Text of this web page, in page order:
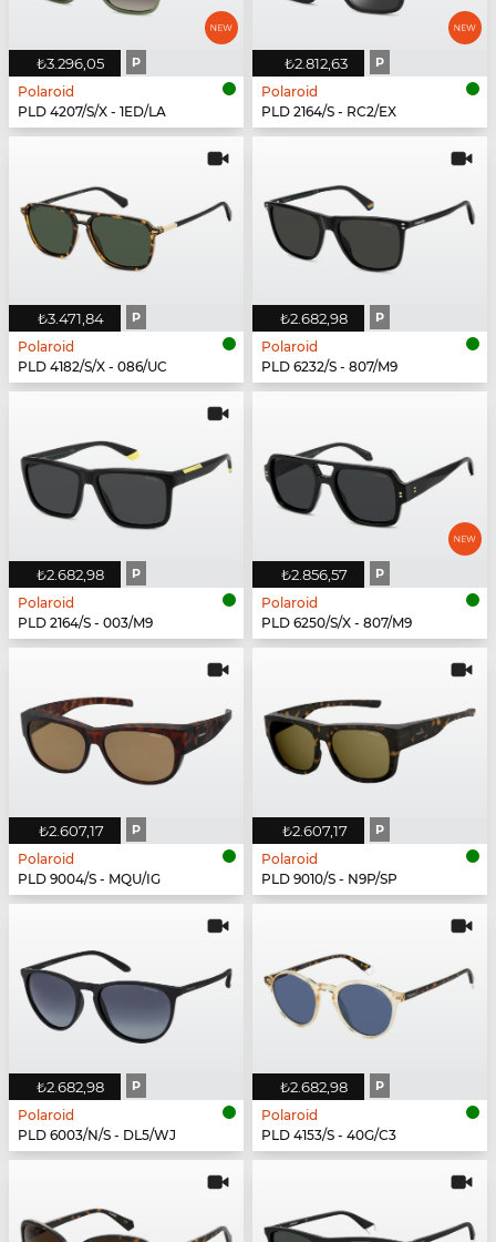
₺3.296,05 P
Polaroid
PLD 4207/S/X - 1ED/LA
₺2.812,63 P
Polaroid
PLD 2164/S - RC2/EX
₺3.471,84 P
Polaroid
PLD 4182/S/X - 086/UC
₺2.682,98 P
Polaroid
PLD 6232/S - 807/M9
₺2.682,98 P
Polaroid
PLD 2164/S - 003/M9
₺2.856,57 P
Polaroid
PLD 6250/S/X - 807/M9
₺2.607,17 P
Polaroid
PLD 9004/S - MQU/IG
₺2.607,17 P
Polaroid
PLD 9010/S - N9P/SP
₺2.682,98 P
Polaroid
PLD 6003/N/S - DL5/WJ
₺2.682,98 P
Polaroid
PLD 4153/S - 40G/C3